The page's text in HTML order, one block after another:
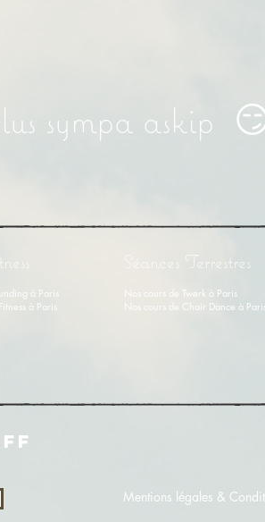
sympa askip
Séances Terrestres
à Paris
à Paris
Nos cours de Twerk à Paris
Nos cours de Chair Dance à
Mentions légales &